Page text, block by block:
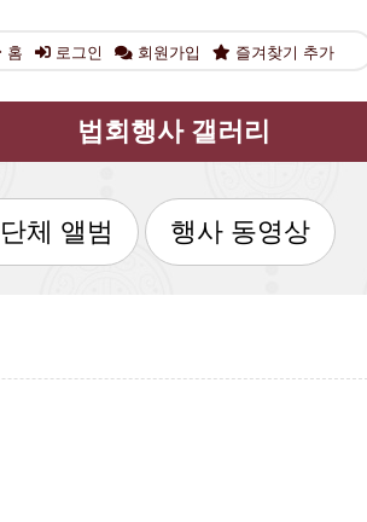
홈 로그인 회원가입 즐겨찾기 추가
법회행사 갤러리
법회행사 뉴스
법회행사 공지
체 앨범 행사 동영상